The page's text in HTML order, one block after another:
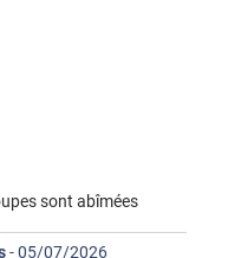
sont abîmées
-05/07/2026